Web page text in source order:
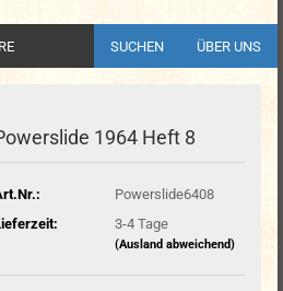
SUCHEN ÜBER UNS
1964 Heft 8
Powerslide6408
3-4 Tage
(Ausland abweichend)